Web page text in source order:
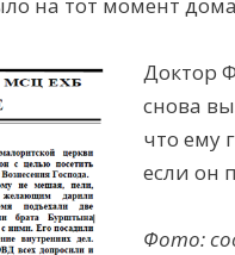
на тот момент
Доктор
снова
что ему
если он
Фото: